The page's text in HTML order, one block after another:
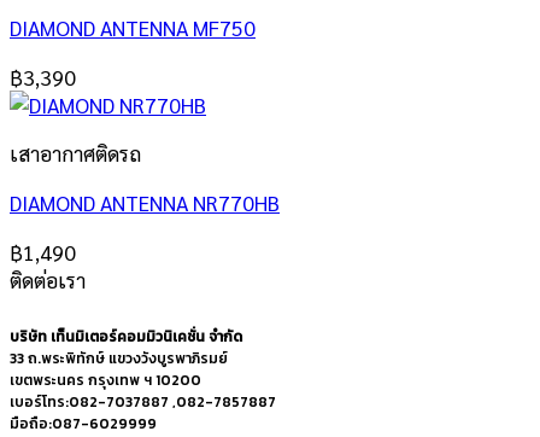
DIAMOND ANTENNA MF750
฿3,390
เสาอากาศติดรถ
DIAMOND ANTENNA NR770HB
฿1,490
ติดต่อเรา
บริษัท เท็นมิเตอร์คอมมิวนิเคชั่น จำกัด
33 ถ.พระพิทักษ์ แขวงวังบูรพาภิรมย์
เขตพระนคร กรุงเทพ ฯ 10200
เบอร์โทร:082-7037887 ,082-7857887
มือถือ:087-6029999